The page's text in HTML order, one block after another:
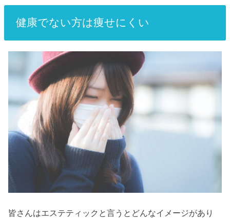
健康でない方は痩せにくい
皆さんはエステティックと言うとどんなイメージがあり